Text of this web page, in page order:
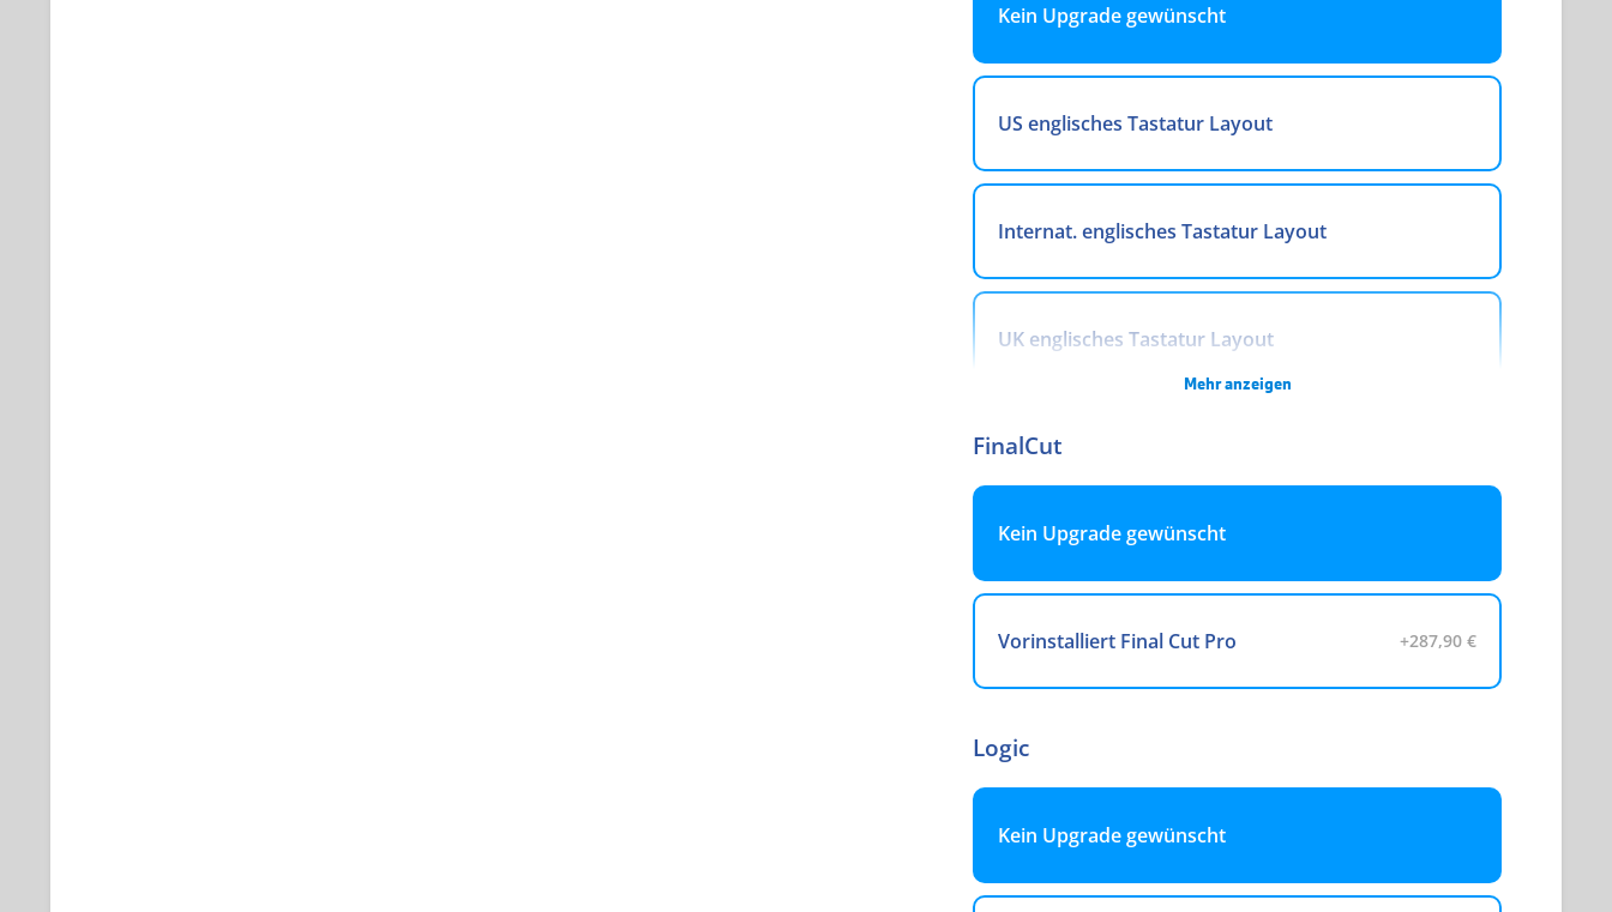
Kein Upgrade gewünscht
US englisches Tastatur Layout
Internat. englisches Tastatur Layout
UK englisches Tastatur Layout
Arabisches Tastatur Layout
Finnisch/Schwedisches Tastatur Layout
Französisches Tastatur Layout
Mehr anzeigen
FinalCut
Kein Upgrade gewünscht
Vorinstalliert Final Cut Pro +287,90 €
Logic
Kein Upgrade gewünscht